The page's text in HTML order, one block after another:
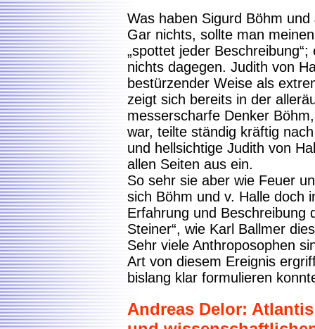
Was haben Sigurd Böhm
Gar nichts, sollte man
„spottet jeder
nichts dagegen. Judith von
bestürzender Weise als
zeigt sich bereits in der
messerscharfe Denker
war, teilte ständig kräftig
und hellsichtige Judith von
allen Seiten aus ein.
So sehr sie aber wie Feuer
sich Böhm und v. Halle doch
Erfahrung und Beschreibung
Steiner“, wie Karl Ballmer
Sehr viele Anthroposophen
Art von diesem Ereignis
bislang klar formulieren
Andreas Delor: